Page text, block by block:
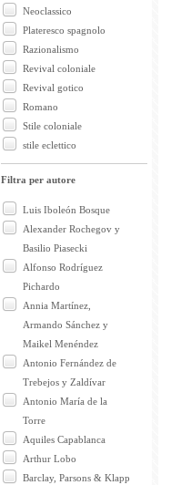
Neoclassico
Plateresco spagnolo
Razionalismo
Revival coloniale
Revival gotico
Romano
Stile coloniale
stile eclettico
Filtra per autore
Luis Iboleón Bosque
Alexander Rochegov y
Basilio Piasecki
Alfonso Rodríguez
Pichardo
Annia Martínez,
Armando Sánchez y
Maikel Menéndez
Antonio Fernández de
Trebejos y Zaldívar
Antonio María de la
Torre
Aquiles Capablanca
Arthur Lobo
Barclay, Parsons & Klapp